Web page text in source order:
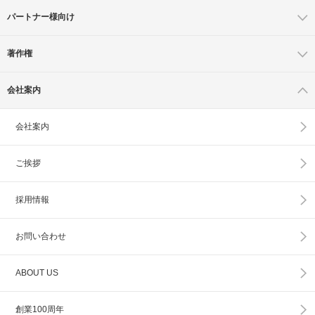
パートナー様向け
著作権
会社案内
会社案内
ご挨拶
採用情報
お問い合わせ
ABOUT US
創業100周年